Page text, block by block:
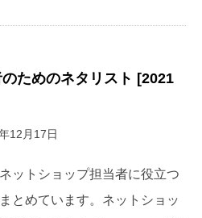
ためのネタリスト [2021
12月17日
ットショップ担当者に役立つ
とめています。ネットショッ